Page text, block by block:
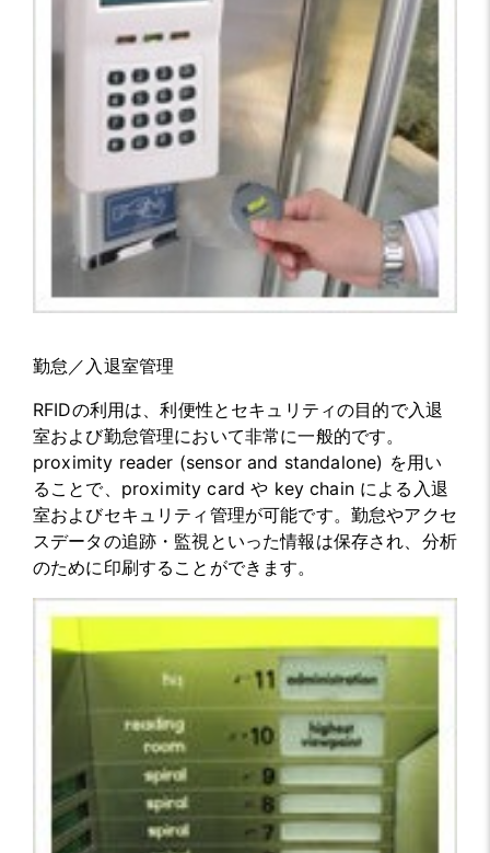
勤怠／入退室管理
RFIDの利用は、利便性とセキュリティの目的で入退
室および勤怠管理において非常に一般的です。
proximity reader (sensor and standalone) を用い
ることで、proximity card や key chain による入退
室およびセキュリティ管理が可能です。勤怠やアクセ
スデータの追跡・監視といった情報は保存され、分析
のために印刷することができます。